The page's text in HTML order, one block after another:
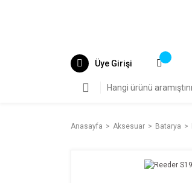
Üye Girişi
Anasayfa Aksesuar Batarya